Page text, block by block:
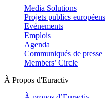
Media Solutions
Projets publics européens
Evénements
Emplois
Agenda
Communiqués de presse
Members’ Circle
À Propos d'Euractiv